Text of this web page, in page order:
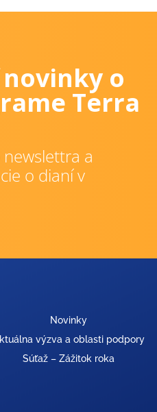
o
Terra
a
o dianí v
Novinky
výzva a oblasti podpory
Súťaž – Zážitok roka